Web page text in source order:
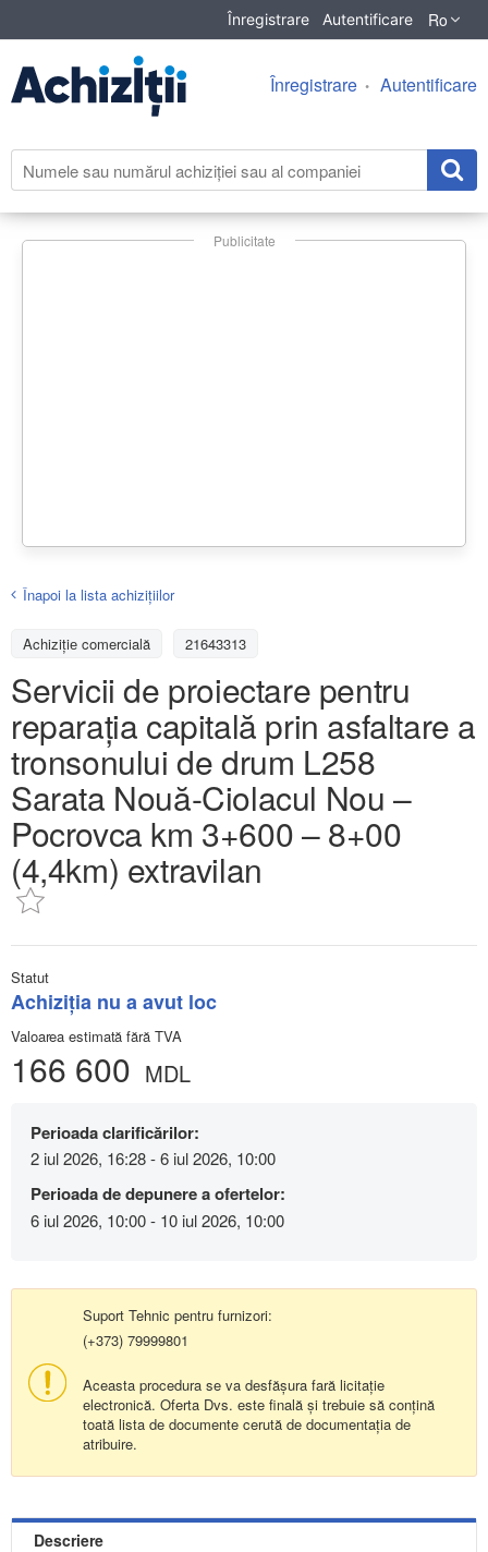
Înregistrare Autentificare Ro
Înregistrare Autentificare
Publicitate
Înapoi la lista achiziţiilor
Achizițiе comercială 21643313
Servicii de proiectare pentru
reparația capitală prin asfaltare a
tronsonului de drum L258
Sarata Nouă-Ciolacul Nou –
Pocrovca km 3+600 – 8+00
(4,4km) extravilan
Statut
Achiziţia nu a avut loc
Valoarea estimată fără TVA
166 600 MDL
Perioada clarificărilor:
2 iul 2026, 16:28 - 6 iul 2026, 10:00
Perioada de depunere a ofertelor:
6 iul 2026, 10:00 - 10 iul 2026, 10:00
Suport Tehnic pentru furnizori:
(+373) 79999801
Aceasta procedura se va desfășura fară licitație
electronică. Oferta Dvs. este finală și trebuie să conțină
toată lista de documente cerută de documentația de
atribuire.
Descriere